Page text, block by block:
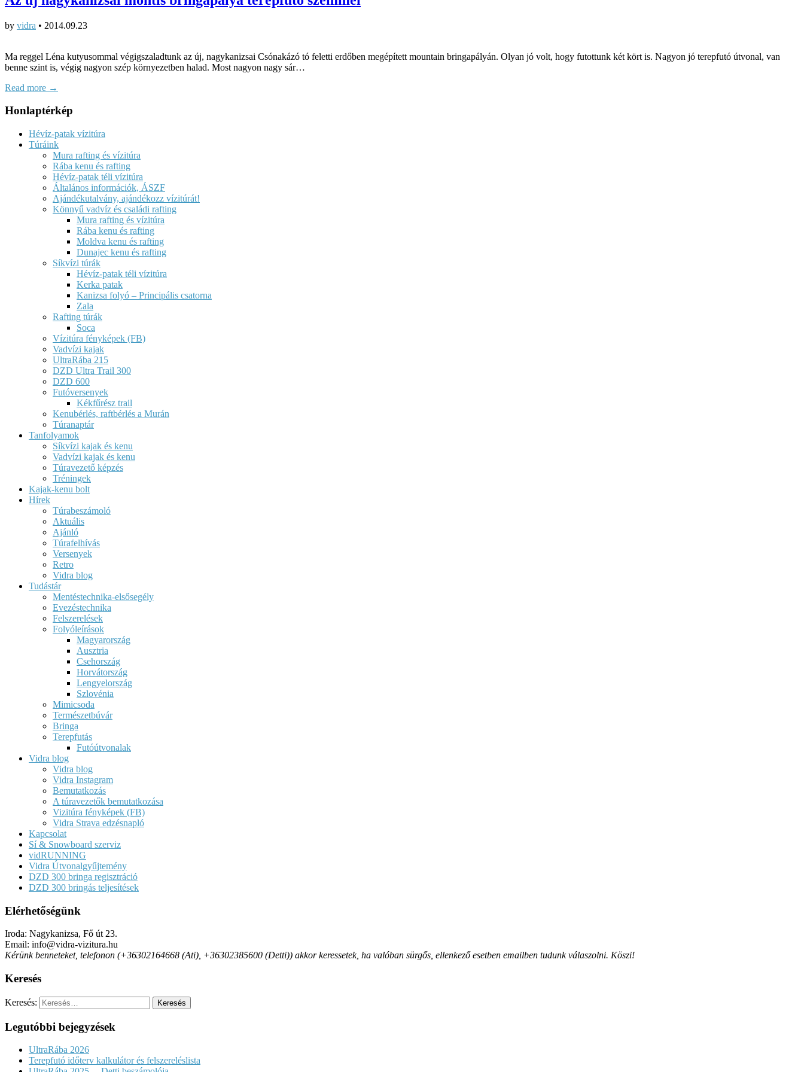
by vidra • 2014.09.23
Ma reggel Léna kutyusommal végigszaladtunk az új, nagykanizsai Csónakázó tó feletti erdőben megépített mountain bringapályán. Olyan jó volt, hogy futottunk két kört is. Nagyon jó terepfutó útvonal, van
benne szint is, végig nagyon szép környezetben halad. Most nagyon nagy sár…
Read more →
Honlaptérkép
Hévíz-patak vízitúra
Túráink
Mura rafting és vízitúra
Rába kenu és rafting
Hévíz-patak téli vízitúra
Általános információk, ÁSZF
Ajándékutalvány, ajándékozz vízitúrát!
Könnyű vadvíz és családi rafting
Mura rafting és vízitúra
Rába kenu és rafting
Moldva kenu és rafting
Dunajec kenu és rafting
Síkvízi túrák
Hévíz-patak téli vízitúra
Kerka patak
Kanizsa folyó – Principális csatorna
Zala
Rafting túrák
Soca
Vízitúra fényképek (FB)
Vadvízi kajak
UltraRába 215
DZD Ultra Trail 300
DZD 600
Futóversenyek
Kékfűrész trail
Kenubérlés, raftbérlés a Murán
Túranaptár
Tanfolyamok
Síkvízi kajak és kenu
Vadvízi kajak és kenu
Túravezető képzés
Tréningek
Kajak-kenu bolt
Hírek
Túrabeszámoló
Aktuális
Ajánló
Túrafelhívás
Versenyek
Retro
Vidra blog
Tudástár
Mentéstechnika-elsősegély
Evezéstechnika
Felszerelések
Folyóleírások
Magyarország
Ausztria
Csehország
Horvátország
Lengyelország
Szlovénia
Mimicsoda
Természetbúvár
Bringa
Terepfutás
Futóútvonalak
Vidra blog
Vidra blog
Vidra Instagram
Bemutatkozás
A túravezetők bemutatkozása
Vizitúra fényképek (FB)
Vidra Strava edzésnapló
Kapcsolat
Sí & Snowboard szerviz
vidRUNNING
Vidra Útvonalgyűjtemény
DZD 300 bringa regisztráció
DZD 300 bringás teljesítések
Elérhetőségünk
Iroda: Nagykanizsa, Fő út 23.
Email: info@vidra-vizitura.hu
Kérünk benneteket, telefonon (+36302164668 (Ati), +36302385600 (Detti)) akkor keressetek, ha valóban sürgős, ellenkező esetben emailben tudunk válaszolni. Köszi!
Keresés
Keresés:
Legutóbbi bejegyzések
UltraRába 2026
Terepfutó időterv kalkulátor és felszereléslista